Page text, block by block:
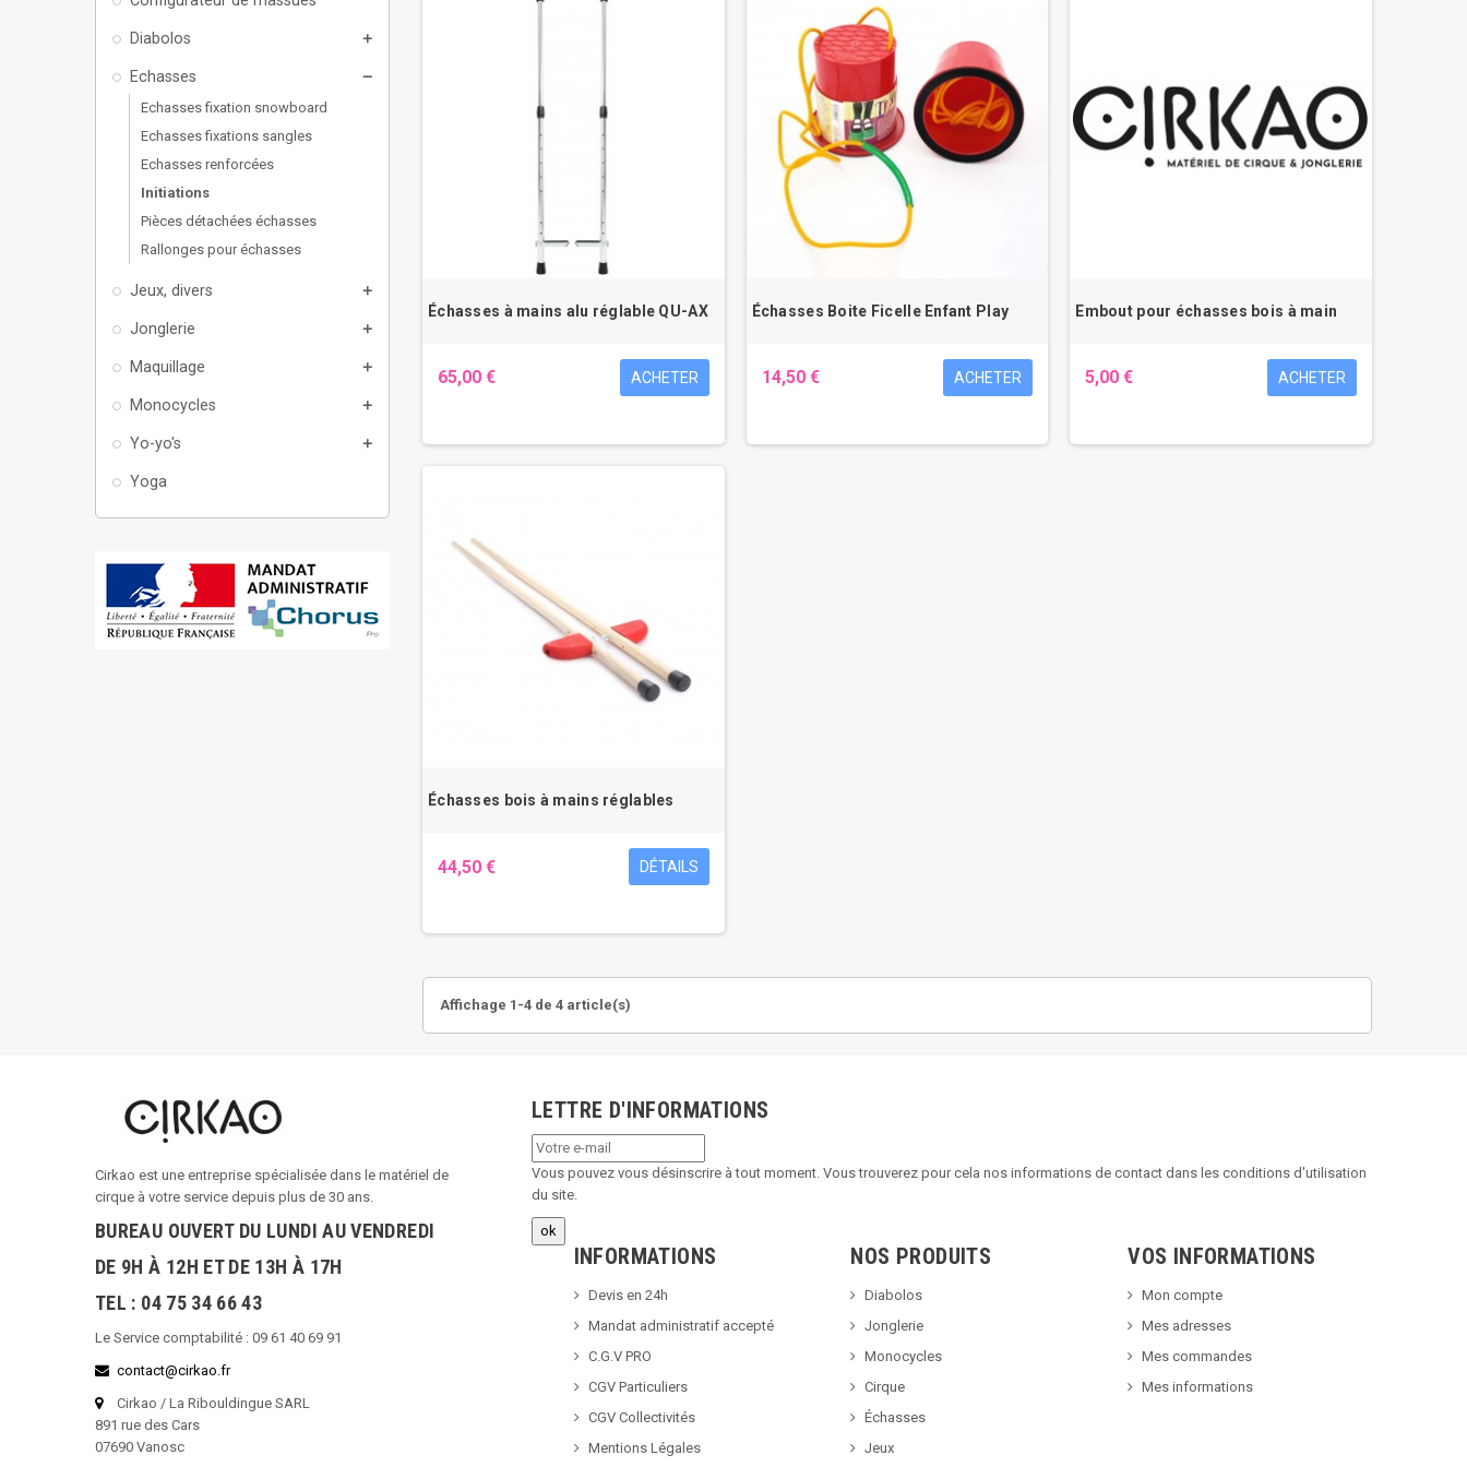
Diabolos add
Echasses remove
Echasses fixation snowboard
Echasses fixations sangles
Echasses renforcées
Initiations
Pièces détachées échasses
Rallonges pour échasses
Jeux, divers add
Jonglerie add
Maquillage add
Monocycles add
Yo-yo's add
Yoga
Échasses à mains alu réglable QU-AX
65,00 € ACHETER
Échasses Boite Ficelle Enfant Play
14,50 € ACHETER
Embout pour échasses bois à main
5,00 € ACHETER
Échasses bois à mains réglables
44,50 € DÉTAILS
Affichage 1-4 de 4 article(s)
Cirkao est une entreprise spécialisée dans le matériel de
cirque à votre service depuis plus de 30 ans.
BUREAU OUVERT DU LUNDI AU VENDREDI
DE 9H À 12H ET DE 13H À 17H
TEL : 04 75 34 66 43
Le Service comptabilité : 09 61 40 69 91
contact@cirkao.fr
Cirkao / La Ribouldingue SARL
891 rue des Cars
07690 Vanosc
LETTRE D'INFORMATIONS
Vous pouvez vous désinscrire à tout moment. Vous trouverez pour cela nos informations de contact dans les conditions d'utilisation
du site.
INFORMATIONS
Devis en 24h
Mandat administratif accepté
C.G.V PRO
CGV Particuliers
CGV Collectivités
Mentions Légales
NOS PRODUITS
Diabolos
Jonglerie
Monocycles
Cirque
Échasses
Jeux
VOS INFORMATIONS
Mon compte
Mes adresses
Mes commandes
Mes informations